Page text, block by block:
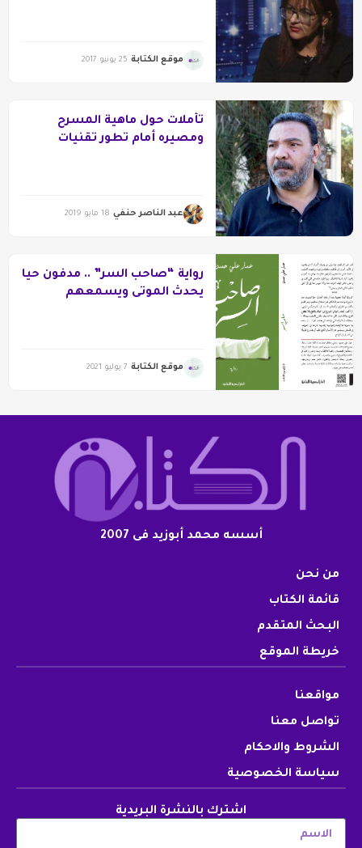
موقع الكتابة 25 يونيو 2017
تأملات حول ماهية المسرح
ومصيره أمام تطور تقنيات
عبد الناصر حنفي 18 مايو 2019
رواية “صاحب السر” .. مدفون حيا
يحدث الموتى ويسمعهم
موقع الكتابة 7 يوليو 2021
أسسه محمد أبوزيد فى 2007
من نحن
قائمة الكتاب
البحث المتقدم
خريطة الموقع
مواقعنا
تواصل معنا
الشروط والاحكام
سياسة الخصوصية
اشترك بالنشرة البريدية